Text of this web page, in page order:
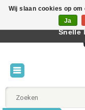
Wij slaan cookies op
Ja
Beste producten
Snelle